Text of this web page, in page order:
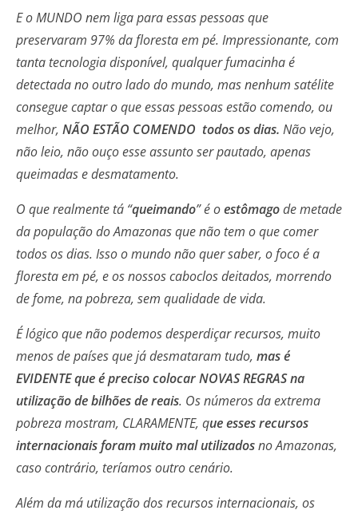
E o MUNDO nem liga para essas pessoas que
preservaram 97% da floresta em pé. Impressionante, com
tanta tecnologia disponível, qualquer fumacinha é
detectada no outro lado do mundo, mas nenhum satélite
consegue captar o que essas pessoas estão comendo, ou
melhor, NÃO ESTÃO COMENDO todos os dias. Não vejo,
não leio, não ouço esse assunto ser pautado, apenas
queimadas e desmatamento.
O que realmente tá “queimando” é oestômagode metade
da população do Amazonas que não tem o que comer
todos os dias. Isso o mundo não quer saber, o foco é a
floresta em pé, e os nossos caboclos deitados, morrendo
de fome, na pobreza, sem qualidade de vida.
É lógico que não podemos desperdiçar recursos, muito
menos de países que já desmataram tudo, mas é
EVIDENTE que é preciso colocar NOVAS REGRAS na
utilização de bilhões de reais. Os números da extrema
pobreza mostram, CLARAMENTE, que esses recursos
internacionais foram muito mal utilizadosno Amazonas,
caso contrário, teríamos outro cenário.
Além da má utilização dos recursos internacionais, os